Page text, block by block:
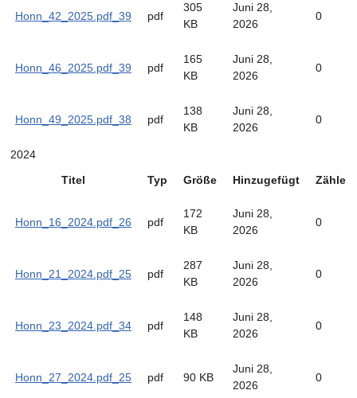
Honn_42_2025.pdf_39 pdf
305
KB
Juni 28,
2026
0
Honn_46_2025.pdf_39 pdf
165
KB
Juni 28,
2026
0
Honn_49_2025.pdf_38 pdf
138
KB
Juni 28,
2026
0
2024
Titel
Typ Größe Hinzugefügt Zähler
Honn_16_2024.pdf_26 pdf
172
KB
Juni 28,
2026
0
Honn_21_2024.pdf_25 pdf
287
KB
Juni 28,
2026
0
Honn_23_2024.pdf_34 pdf
148
KB
Juni 28,
2026
0
Honn_27_2024.pdf_25 pdf 90 KB
Juni 28,
2026
0